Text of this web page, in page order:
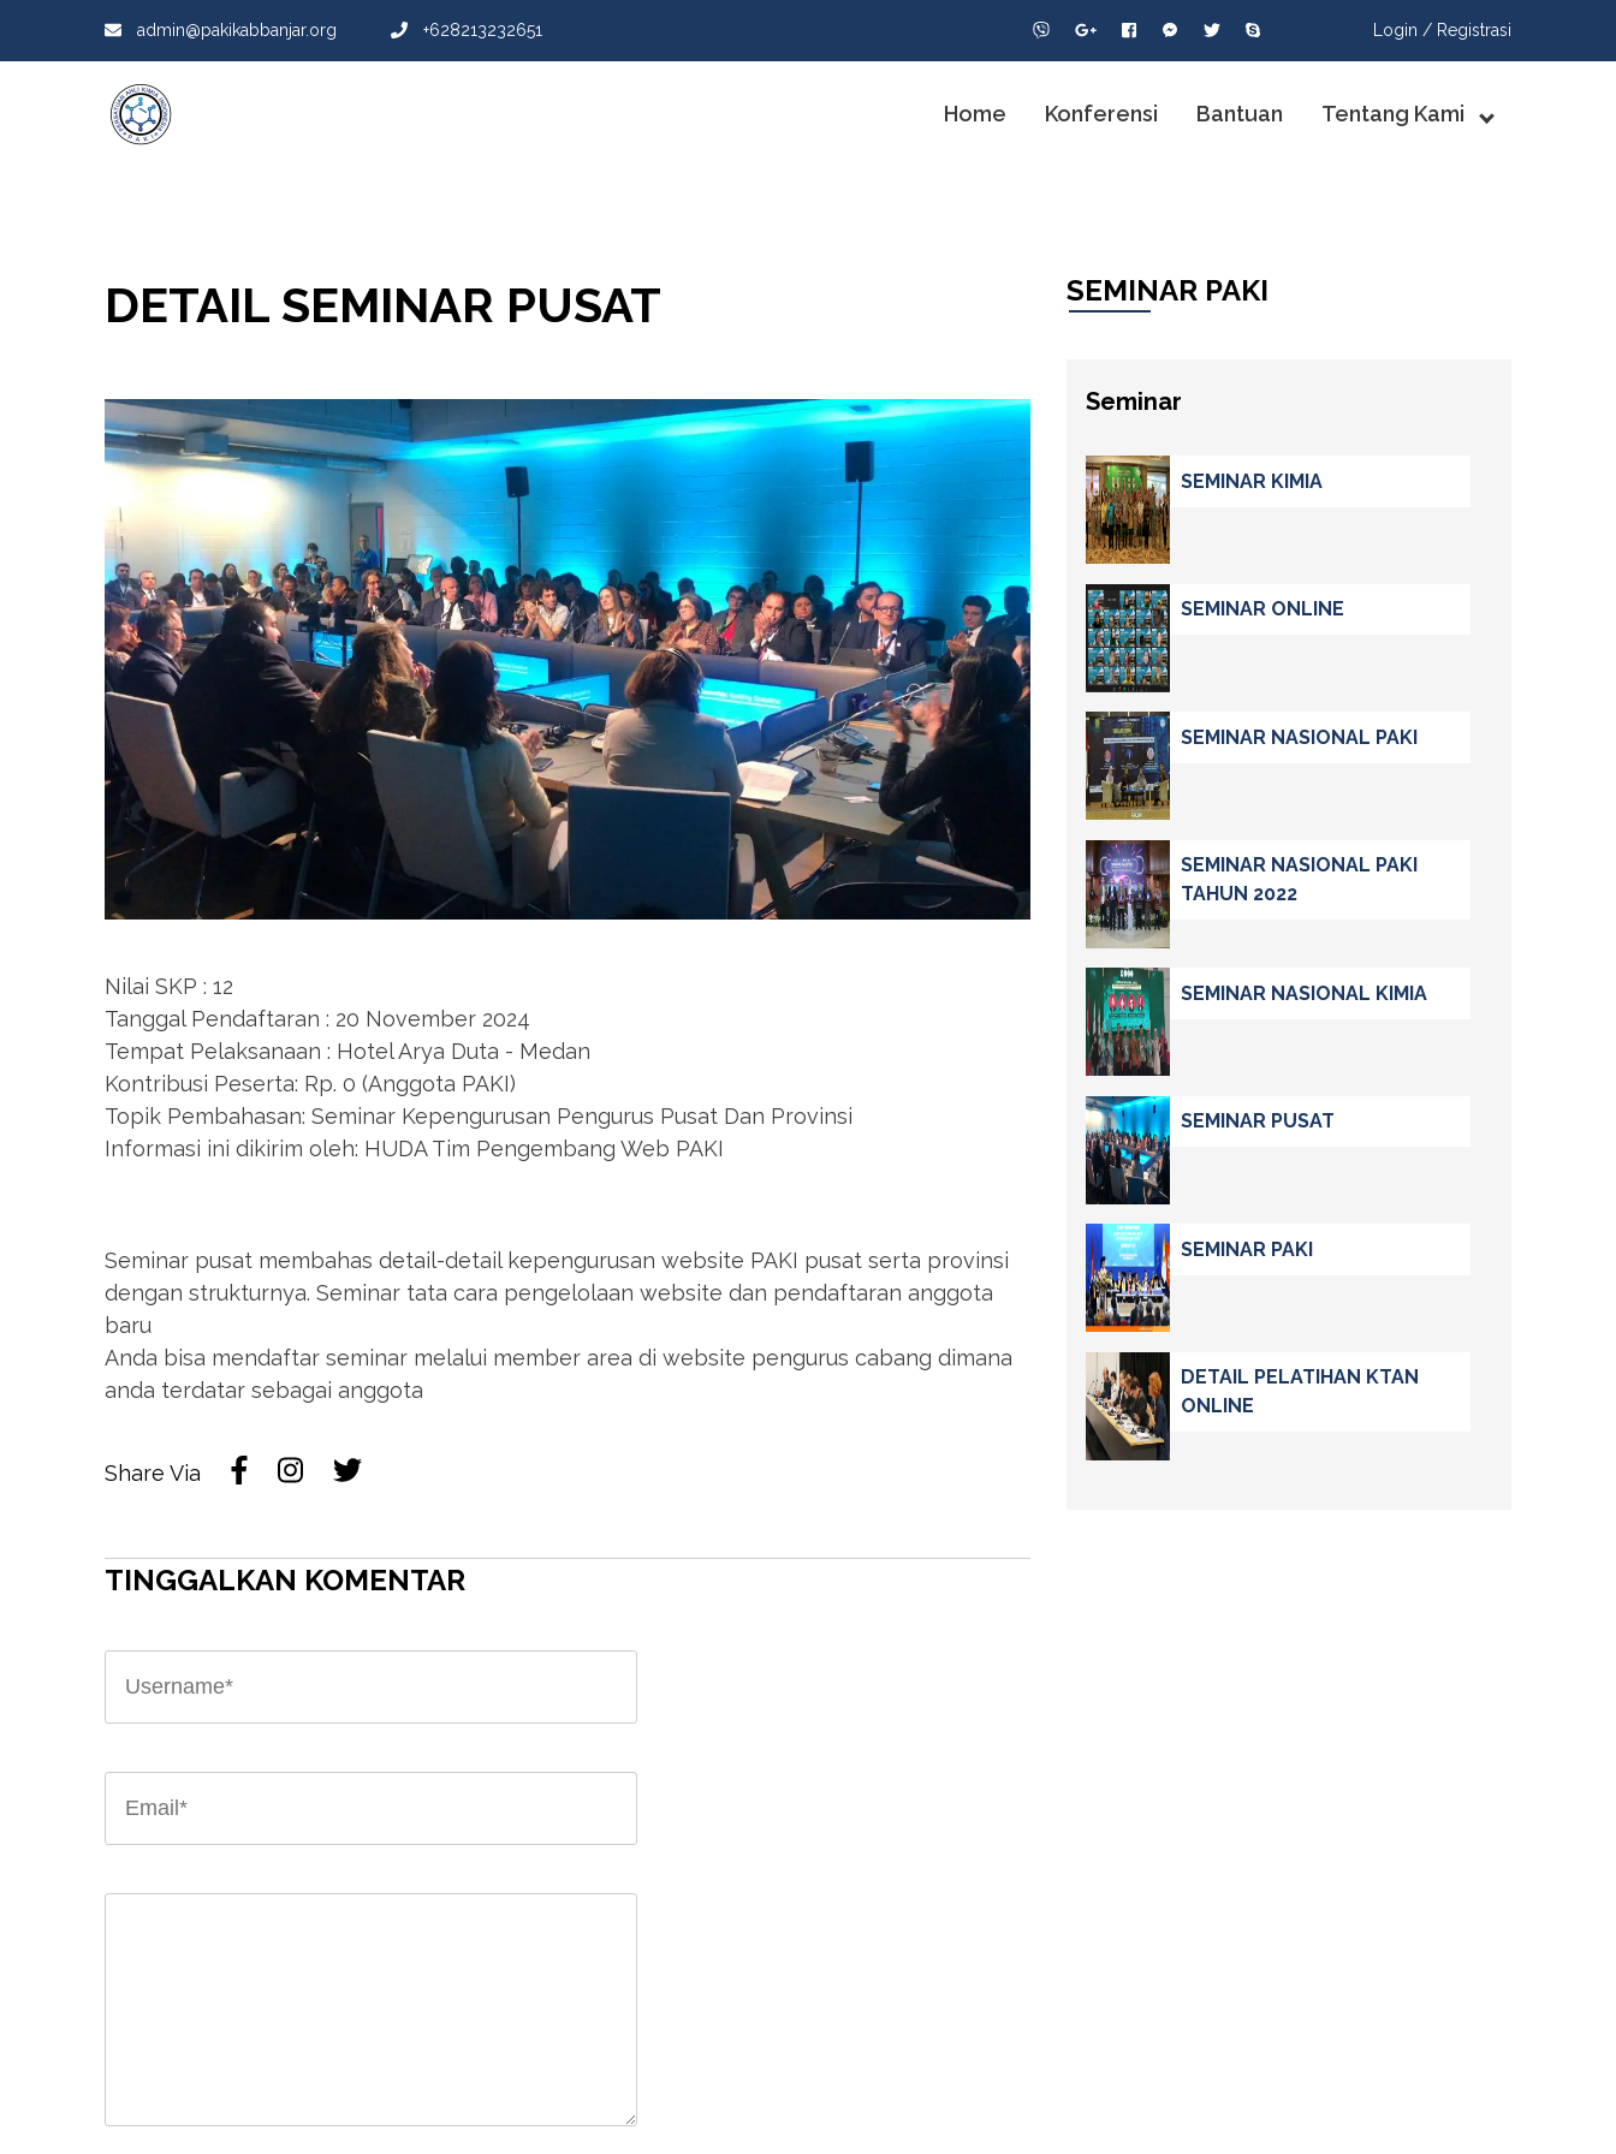
admin@pakikabbanjar.org +628213232651 Login / Registrasi
Home Konferensi Bantuan Tentang Kami
DETAIL SEMINAR PUSAT
Nilai SKP : 12
Tanggal Pendaftaran : 20 November 2024
Tempat Pelaksanaan : Hotel Arya Duta - Medan
Kontribusi Peserta: Rp. 0 (Anggota PAKI)
Topik Pembahasan: Seminar Kepengurusan Pengurus Pusat Dan Provinsi
Informasi ini dikirim oleh: HUDA Tim Pengembang Web PAKI
Seminar pusat membahas detail-detail kepengurusan website PAKI pusat serta provinsi
dengan strukturnya. Seminar tata cara pengelolaan website dan pendaftaran anggota
baru
Anda bisa mendaftar seminar melalui member area di website pengurus cabang dimana
anda terdatar sebagai anggota
Share Via
SEMINAR PAKI
Seminar
SEMINAR KIMIA
SEMINAR ONLINE
SEMINAR NASIONAL PAKI
SEMINAR NASIONAL PAKI
TAHUN 2022
SEMINAR NASIONAL KIMIA
SEMINAR PUSAT
SEMINAR PAKI
DETAIL PELATIHAN KTAN
ONLINE
TINGGALKAN KOMENTAR